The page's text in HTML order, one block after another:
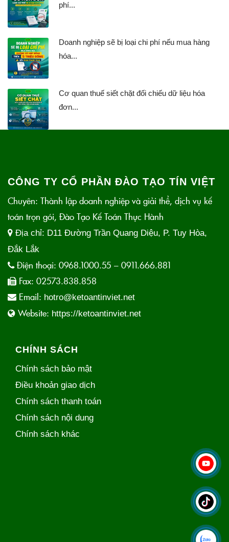
phí...
Doanh nghiệp sẽ bị loại chi phí nếu mua hàng
hóa...
Cơ quan thuế siết chặt đối chiếu dữ liệu hóa
đơn...
CÔNG TY CỔ PHẦN ĐÀO TẠO TÍN VIỆT
Chuyên: Thành lập doanh nghiệp và giải thể, dịch vụ kế
toán trọn gói, Đào Tạo Kế Toán Thực Hành
Địa chỉ: D11 Đường Trần Quang Diệu, P. Tuy Hòa,
Đắk Lắk
Điện thoại: 0968.1000.55 – 0911.666.881
Fax: 02573.838.858
Email: hotro@ketoantinviet.net
Website: https://ketoantinviet.net
CHÍNH SÁCH
Chính sách bảo mật
Điều khoản giao dịch
Chính sách thanh toán
Chính sách nội dung
Chính sách khác